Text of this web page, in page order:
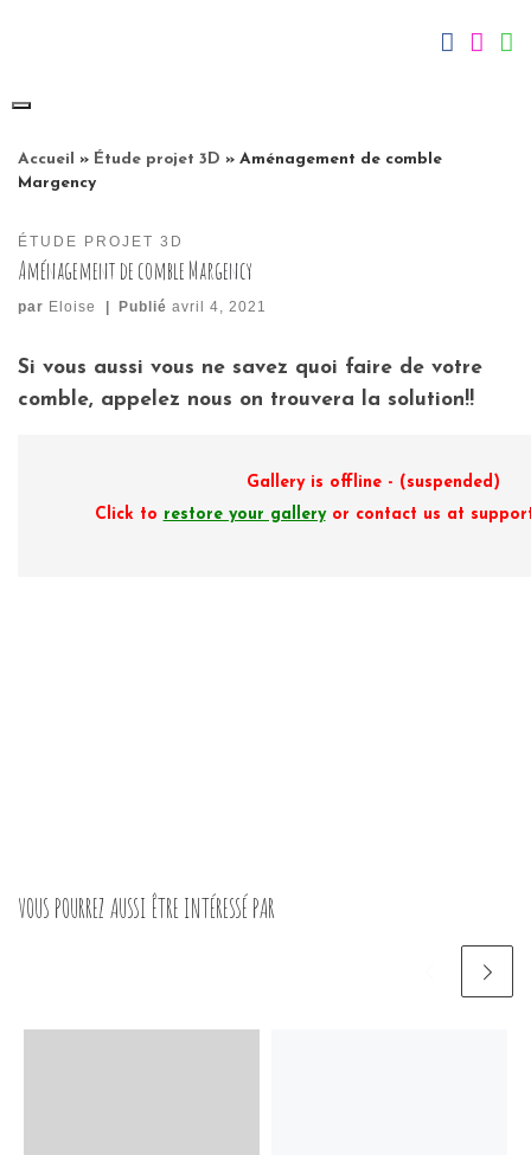
fab fa-
fab
Accueil » Étude projet 3D » Aménagement de comble
Margency
ÉTUDE PROJET 3D
Aménagement de comble Margency
par Eloise | Publiéavril 4, 2021
Si vous aussi vous ne savez quoi faire de votre
comble, appelez nous on trouvera la solution!!
Gallery is offline - (suspended)
Click to restore your galleryor contact us at
VOUS POURREZ AUSSI ÊTRE INTÉRESSÉ PAR